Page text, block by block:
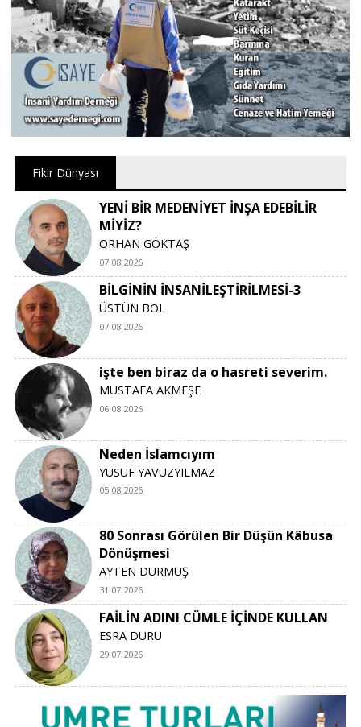
Fikir Dünyası
YENİ BİR MEDENİYET İNŞA EDEBİLİR
MİYİZ?
ORHAN GÖKTAŞ
07.08.2026
BİLGİNİN İNSANİLEŞTİRİLMESİ-3
ÜSTÜN BOL
07.08.2026
işte ben biraz da o hasreti severim.
MUSTAFA AKMEŞE
06.08.2026
Neden İslamcıyım
YUSUF YAVUZYILMAZ
05.08.2026
80 Sonrası Görülen Bir Düşün Kâbusa
Dönüşmesi
AYTEN DURMUŞ
31.07.2026
FAİLİN ADINI CÜMLE İÇİNDE KULLAN
ESRA DURU
29.07.2026